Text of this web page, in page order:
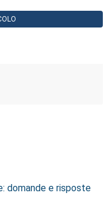
domande e risposte